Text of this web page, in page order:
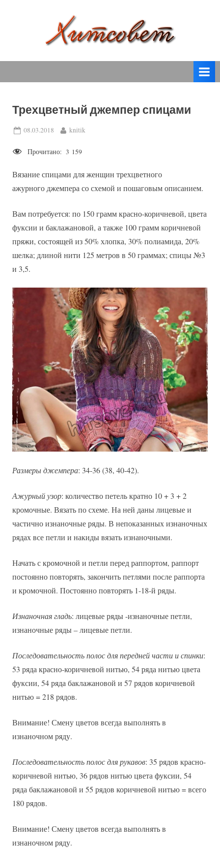
т
о
спицами,
крючком,
вязаные
модели
Трехцветный джемпер спицами
Posted
08.03.2018 By
knitik
Прочитано: 3 159
Вязание спицами для женщин трехцветного
ажурного джемпера со схемой и пошаговым описанием.
Вам потребуется: по 150 грамм красно-коричневой, цвета
фуксии и баклажановой, а также 100 грамм коричневой
пряжи, состоящей из 50% хлопка, 30% полиамида, 20%
шелка; длиной нити 125 метров в 50 граммах; спицы №3
и 3,5.
Размеры джемпера: 34-36 (38, 40-42).
Ажурный узор: количество петель кратно 10 + 3 + 2
кромочные. Вязать по схеме. На ней даны лицевые и
частично изнаночные ряды. В непоказанных изнаночных
рядах все петли и накиды вязать изнаночными.
Начать с кромочной и петли перед раппортом, раппорт
постоянно повторять, закончить петлями после раппорта
и кромочной. Постоянно повторять 1-18-й ряды.
Изнаночная гладь: лицевые ряды -изнаночные петли,
изнаночные ряды – лицевые петли.
Последовательность полос для передней части и спинки:
53 ряда красно-коричневой нитью, 54 ряда нитью цвета
фуксии, 54 ряда баклажановой и 57 рядов коричневой
нитью = 218 рядов.
Внимание! Смену цветов всегда выполнять в
изнаночном ряду.
Последовательность полос для рукавов: 35 рядов красно-
коричневой нитью, 36 рядов нитью цвета фуксии, 54
ряда баклажановой и 55 рядов коричневой нитью = всего
180 рядов.
Внимание! Смену цветов всегда выполнять в
изнаночном ряду.